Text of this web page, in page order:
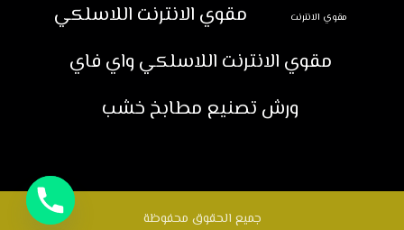
مقوي الانترنت
مقوي الانترنت اللاسلكي
مقوي الانترنت اللاسلكي واي فاي
ورش تصنيع مطابخ خشب
جميع الحقوق محفوظة